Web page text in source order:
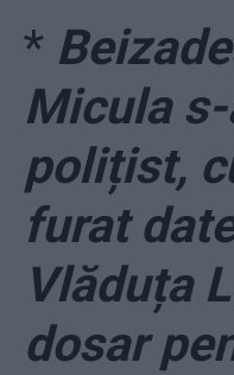
*
Micula
polițist,
furat
Vlăduța
dosar